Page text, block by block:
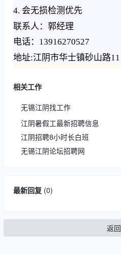
4. 会无损检测优先
联系人：郭经理
电话：13916270527
地址:江阴市华士镇砂山路11
相关工作
无锡江阴找工作
江阴暑假工最新招聘信息
江阴招聘8小时长白班
无锡江阴论坛招聘网
最新回复(0)
返回